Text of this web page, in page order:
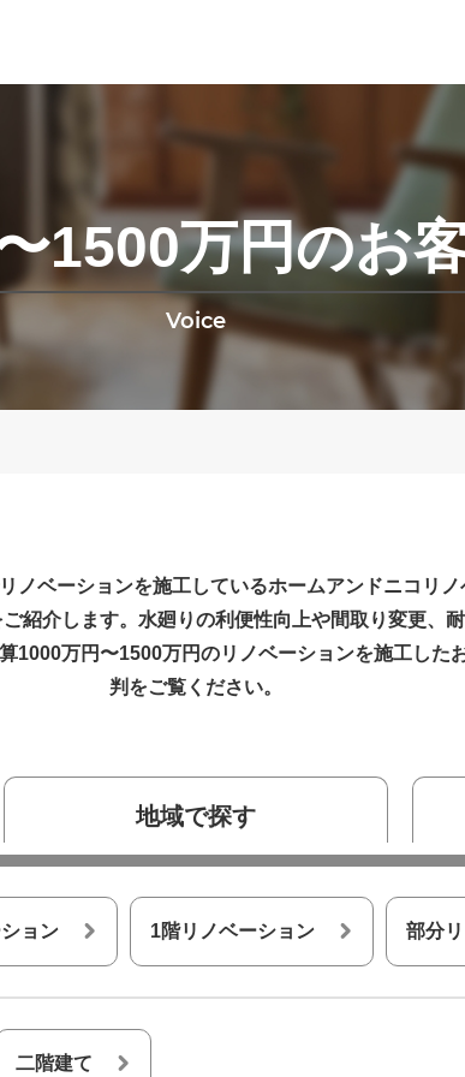
1500万円のお
Voice
ノベーションを施工しているホームアンドニコリ
紹介します。水廻りの利便性向上や間取り変更、
1000万円〜1500万円のリノベーションを施工した
判をご覧ください。
地域で探す
ョン 1階リノベーション 部分
二階建て